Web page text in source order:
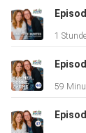
2. Wie viele
12–18 Stück
Quelle:
3. Wie viele
Ca. 6 Millionen
4. Wie viele
1
59